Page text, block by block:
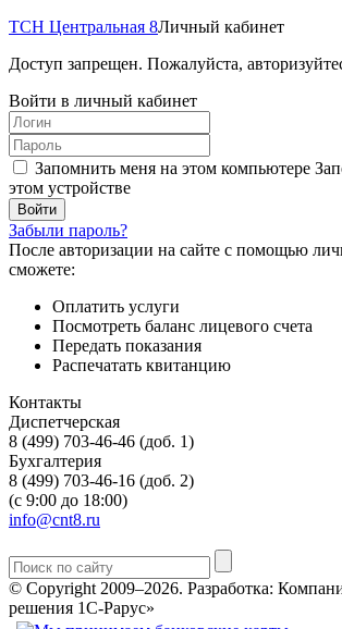
ТСН Центральная 8Личный кабинет
Доступ запрещен. Пожалуйста,
Войти в личный кабинет
Запомнить меня на этом компьютере
этом устройстве
Забыли пароль?
После авторизации на сайте с помощью
сможете:
Оплатить услуги
Посмотреть баланс лицевого счета
Передать показания
Распечатать квитанцию
Контакты
Диспетчерская
8 (499) 703-46-46 (доб. 1)
Бухгалтерия
8 (499) 703-46-16 (доб. 2)
(с 9:00 до 18:00)
info@cnt8.ru
© Copyright 2009–2026. Разработка:
решения 1С-Рарус»